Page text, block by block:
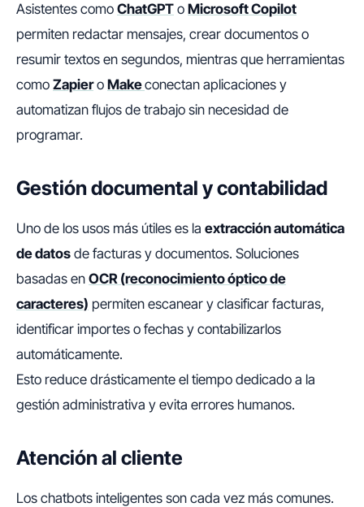
Asistentes como ChatGPT o Microsoft Copilot
permiten redactar mensajes, crear documentos o
resumir textos en segundos, mientras que herramientas
como Zapiero Makeconectan aplicaciones y
automatizan flujos de trabajo sin necesidad de
programar.
Gestión documental y contabilidad
Uno de los usos más útiles es la extracción automática
de datos de facturas y documentos. Soluciones
basadas en OCR (reconocimiento óptico de
caracteres) permiten escanear y clasificar facturas,
identificar importes o fechas y contabilizarlos
automáticamente.
Esto reduce drásticamente el tiempo dedicado a la
gestión administrativa y evita errores humanos.
Atención al cliente
Los chatbots inteligentes son cada vez más comunes.